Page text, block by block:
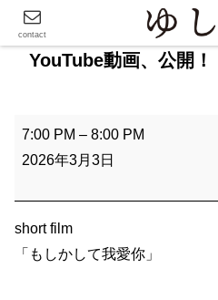
YouTube動画、公開！
Y
T
u
7:00 PM – 8:00 PM
2026年3月3日
short film
「もしかして我愛你」
contact